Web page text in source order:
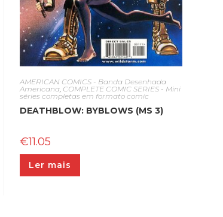
AMERICAN COMICS - Banda Desenhada
Americana COMPLETE COMIC SERIES - Mini
séries completas em formato comic
DEATHBLOW: BYBLOWS (MS 3)
€11.05
Ler mais